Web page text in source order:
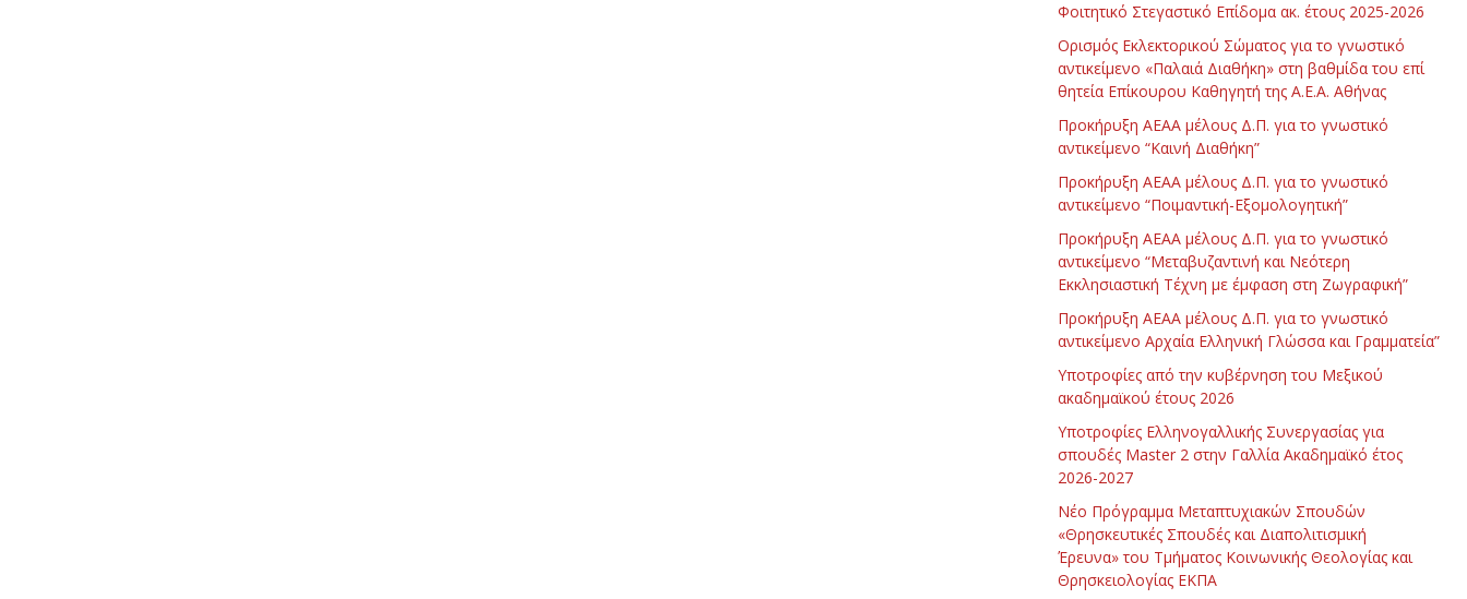
Φοιτητικό Στεγαστικό Επίδομα ακ. έτους 2025-2026
Ορισμός Εκλεκτορικού Σώματος για το γνωστικό
αντικείμενο «Παλαιά Διαθήκη» στη βαθμίδα του επί
θητεία Επίκουρου Καθηγητή της Α.Ε.Α. Αθήνας
Προκήρυξη ΑΕΑΑ μέλους Δ.Π. για το γνωστικό
αντικείμενο “Καινή Διαθήκη”
Προκήρυξη ΑΕΑΑ μέλους Δ.Π. για το γνωστικό
αντικείμενο “Ποιμαντική-Εξομολογητική”
Προκήρυξη ΑΕΑΑ μέλους Δ.Π. για το γνωστικό
αντικείμενο “Μεταβυζαντινή και Νεότερη
Εκκλησιαστική Τέχνη με έμφαση στη Ζωγραφική”
Προκήρυξη ΑΕΑΑ μέλους Δ.Π. για το γνωστικό
αντικείμενο Αρχαία Ελληνική Γλώσσα και Γραμματεία”
Υποτροφίες από την κυβέρνηση του Μεξικού
ακαδημαϊκού έτους 2026
Υποτροφίες Ελληνογαλλικής Συνεργασίας για
σπουδές Master 2 στην Γαλλία Ακαδημαϊκό έτος
2026-2027
Νέο Πρόγραμμα Μεταπτυχιακών Σπουδών
«Θρησκευτικές Σπουδές και Διαπολιτισμική
Έρευνα» του Τμήματος Κοινωνικής Θεολογίας και
Θρησκειολογίας ΕΚΠΑ